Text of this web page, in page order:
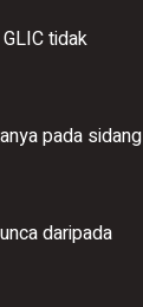
tidak
pada sidang
daripada